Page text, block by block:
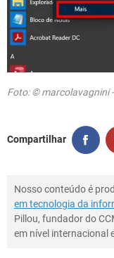
Foto: © marcolavagnini
Compartilhar
Nosso conteúdo é
em tecnologia da
Pillou, fundador do
em nível internacional